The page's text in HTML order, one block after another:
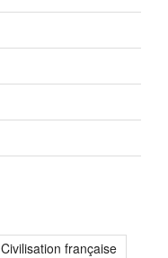
Civilisation française